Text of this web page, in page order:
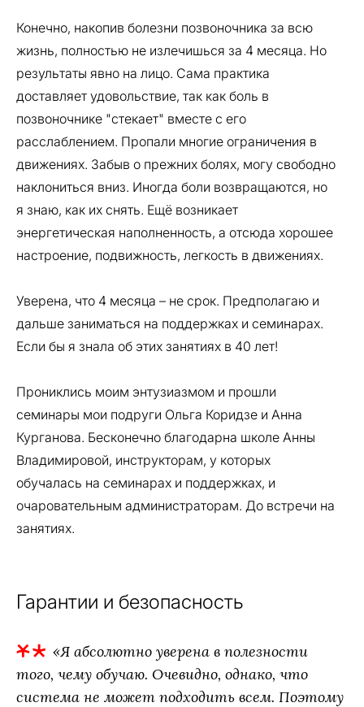
Конечно, накопив болезни позвоночника за всю
жизнь, полностью не излечишься за 4 месяца. Но
результаты явно на лицо. Сама практика
доставляет удовольствие, так как боль в
позвоночнике "стекает" вместе с его
расслаблением. Пропали многие ограничения в
движениях. Забыв о прежних болях, могу свободно
наклониться вниз. Иногда боли возвращаются, но
я знаю, как их снять. Ещё возникает
энергетическая наполненность, а отсюда хорошее
настроение, подвижность, легкость в движениях.
Уверена, что 4 месяца – не срок. Предполагаю и
дальше заниматься на поддержках и семинарах.
Если бы я знала об этих занятиях в 40 лет!
Прониклись моим энтузиазмом и прошли
семинары мои подруги Ольга Коридзе и Анна
Курганова. Бесконечно благодарна школе Анны
Владимировой, инструкторам, у которых
обучалась на семинарах и поддержках, и
очаровательным администраторам. До встречи на
занятиях.
Гарантии и безопасность
«Я абсолютно уверена в полезности
того, чему обучаю. Очевидно, однако, что
система не может подходить всем. Поэтому